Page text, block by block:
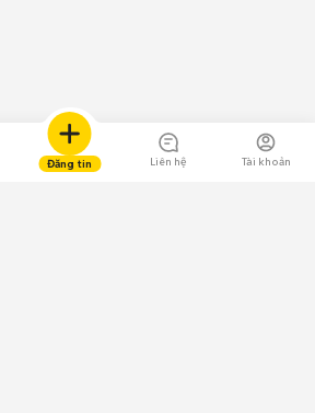
Đăng tin Liên hệ Tài khoản